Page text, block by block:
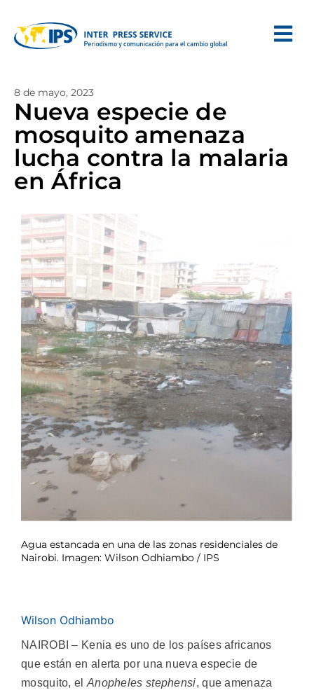
8 de mayo, 2023
Nueva especie de
mosquito amenaza
lucha contra la malaria
en África
Agua estancada en una de las zonas residenciales de
Nairobi. Imagen: Wilson Odhiambo / IPS
Wilson Odhiambo
NAIROBI – Kenia es uno de los países africanos
que están en alerta por una nueva especie de
mosquito, el Anopheles stephensi, que amenaza